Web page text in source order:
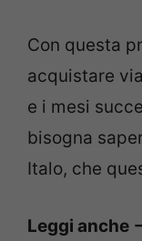
Con questa
acquistare
e i mesi
bisogna
Italo, che
Leggi anche